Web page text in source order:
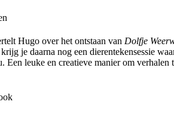
Hugo over het ontstaan van Dolfje
je daarna nog een dierentekensessie
Een leuke en creatieve manier om verhalen